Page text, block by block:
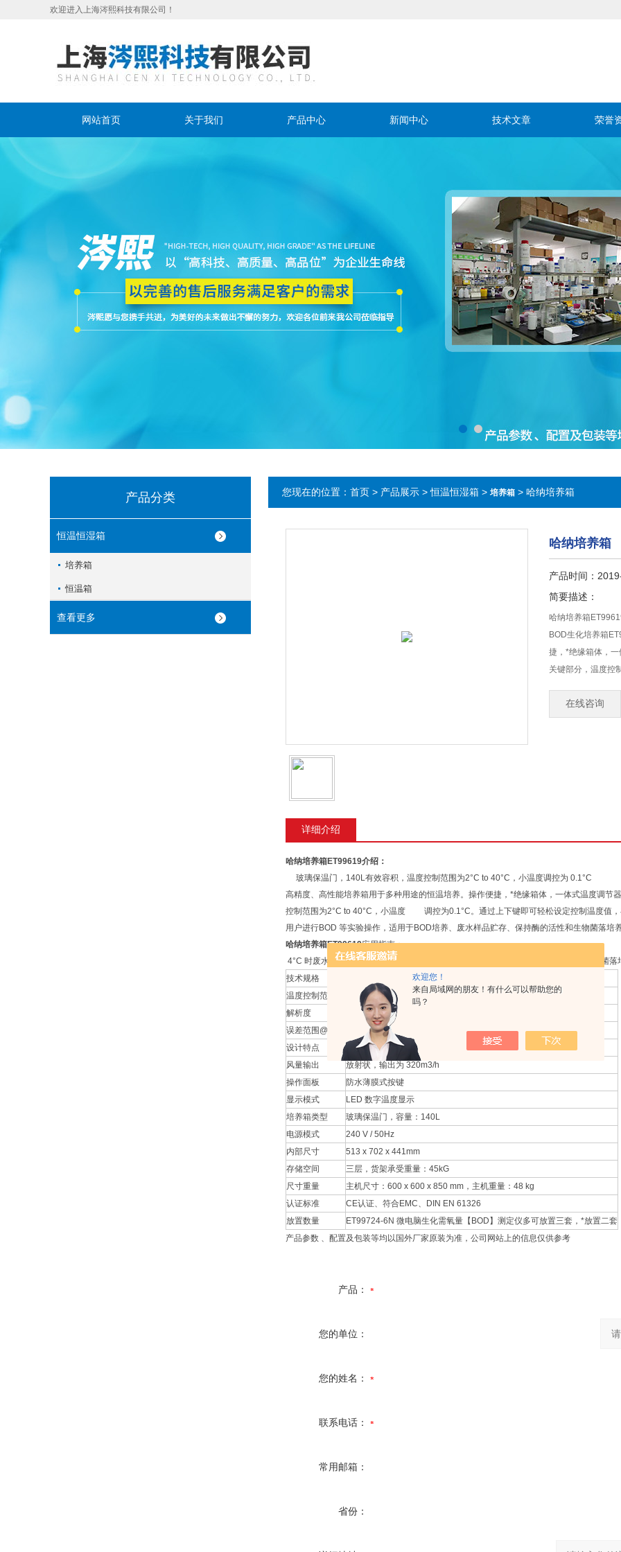
欢迎您！
来自局域网的朋友！有什么可以帮助您的
吗？
欢迎进入上海涔熙科技有限公司！
网站首页 关于我们 产品中心 新闻中心 技术文章 荣誉
产品分类
恒温恒湿箱
培养箱
恒温箱
查看更多
您现在的位置： 首页 > 产品展示 >恒温恒湿箱 > 培养箱 > 哈纳培养箱
哈纳培养箱
产品时间：
简要描述：
哈纳培养箱
BOD生化培养箱
捷，*绝缘箱体，
关键部分，温度控
温度值。
在线咨询
详细介绍
哈纳培养箱ET99619介绍：
玻璃保温门，140L有效容积，温度控制范围为2°C to 40°C，小温度调控为 0.1°C
高精度、高性能培养箱用于多种用途的恒温培养。操作便捷，*绝缘箱体，一体式温度调节
控制范围为2°C to 40°C，小温度 调控为0.1°C。通过上下键即可轻松设定控制温度值
用户进行BOD 等实验操作，适用于BOD培养、废水样品贮存、保持酶的活性和生物菌落培
哈纳培养箱ET99619应用指南：
4°C 时废水样品贮存；? 20°C 时BOD 培养；? 25°C 时保持酶的活性；? 37°C 时生物菌
技术规格
温度控制范围
2°C to 40°C
解析度
0.1°C
误差范围@20℃
±1°C【500mL 水样搅动测量】
设计特点
箱体*绝缘，温控范围广，内置电源插座
风量输出
放射状，输出为 320m3/h
操作面板
防水薄膜式按键
显示模式
LED 数字温度显示
培养箱类型
玻璃保温门，容量：140L
电源模式
240 V / 50Hz
内部尺寸
513 x 702 x 441mm
存储空间
三层，货架承受重量：45kG
尺寸重量
主机尺寸：600 x 600 x 850 mm，主机重量：48 kg
认证标准
CE认证、符合EMC、DIN EN 61326
放置数量
ET99724-6N 微电脑生化需氧量【BOD】测定仪多可放置三套，*放置二套
产品参数 、配置及包装等均以国外厂家原装为准，公司网站上的信息仅供参考
产品：
您的单位：
您的姓名：
联系电话：
常用邮箱：
省份：